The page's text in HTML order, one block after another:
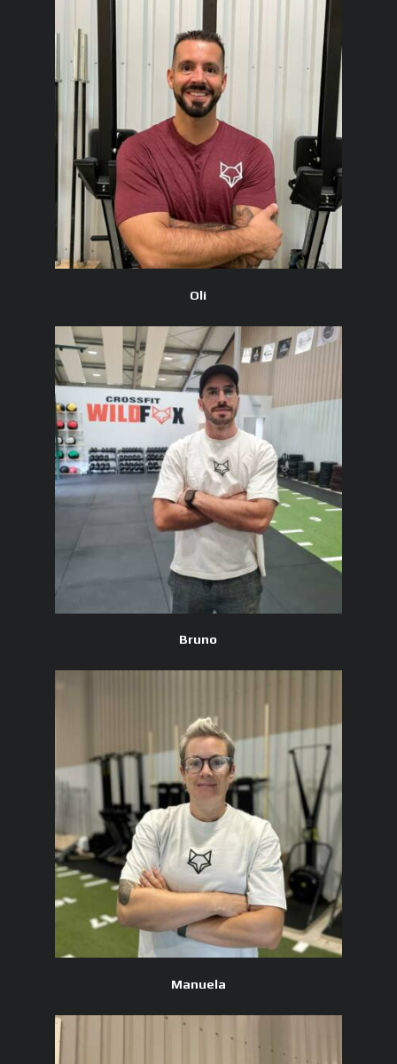
Oli
Bruno
Manuela